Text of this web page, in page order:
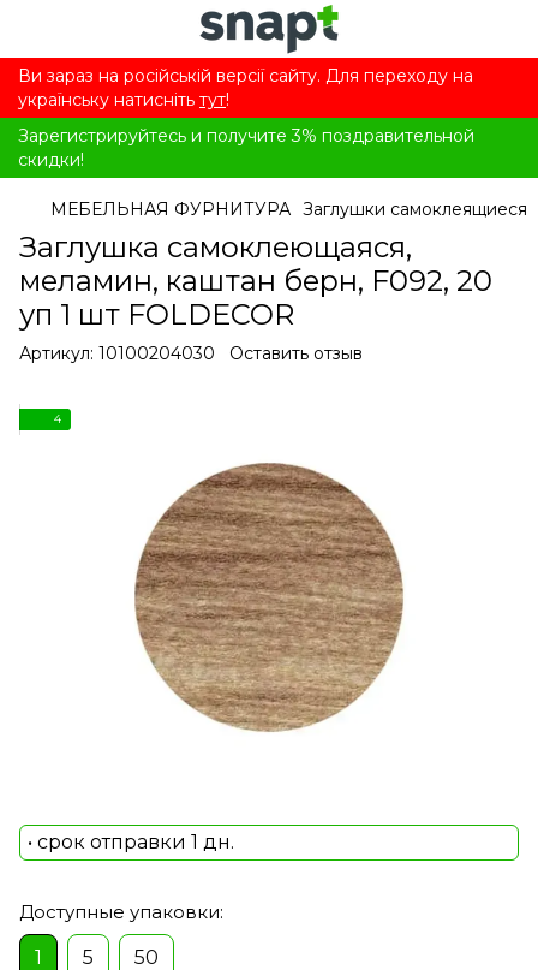
Ви зараз на російській версії сайту. Для переходу на
українську натисніть тут!
Зарегистрируйтесь и получите 3% поздравительной
скидки!
МЕБЕЛЬНАЯ ФУРНИТУРА Заглушки самоклеящиеся
Заглушка самоклеющаяся,
меламин, каштан берн, F092, 20
уп 1 шт FOLDECOR
Артикул: 10100204030 Оставить отзыв
4
• срок отправки 1 дн.
Доступные упаковки:
1
5 50